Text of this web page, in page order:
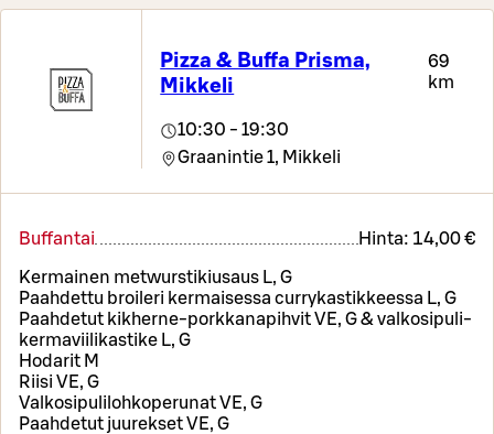
Pizza & Buffa Prisma,
Mikkeli
69
km
10:30 - 19:30
Graanintie 1, Mikkeli
Buffantai Hinta: 14,00 €
Kermainen metwurstikiusaus L, G
Paahdettu broileri kermaisessa currykastikkeessa L, G
Paahdetut kikherne-porkkanapihvit VE, G & valkosipuli-
kermaviilikastike L, G
Hodarit M
Riisi VE, G
Valkosipulilohkoperunat VE, G
Paahdetut juurekset VE, G